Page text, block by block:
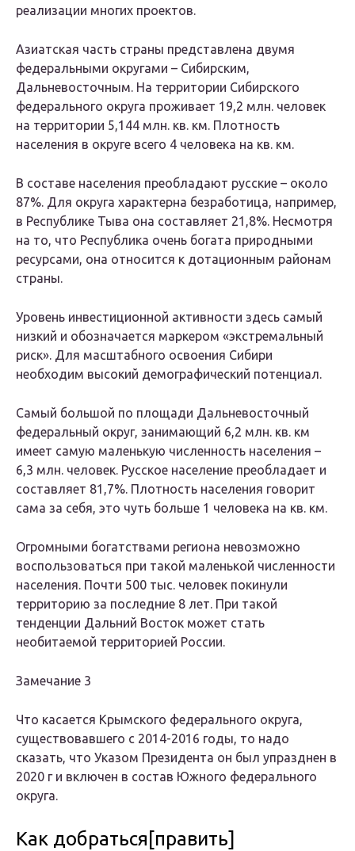
реализации многих проектов.
Азиатская часть страны представлена двумя
федеральными округами – Сибирским,
Дальневосточным. На территории Сибирского
федерального округа проживает 19,2 млн. человек
на территории 5,144 млн. кв. км. Плотность
населения в округе всего 4 человека на кв. км.
В составе населения преобладают русские – около
87%. Для округа характерна безработица, например,
в Республике Тыва она составляет 21,8%. Несмотря
на то, что Республика очень богата природными
ресурсами, она относится к дотационным районам
страны.
Уровень инвестиционной активности здесь самый
низкий и обозначается маркером «экстремальный
риск». Для масштабного освоения Сибири
необходим высокий демографический потенциал.
Самый большой по площади Дальневосточный
федеральный округ, занимающий 6,2 млн. кв. км
имеет самую маленькую численность населения –
6,3 млн. человек. Русское население преобладает и
составляет 81,7%. Плотность населения говорит
сама за себя, это чуть больше 1 человека на кв. км.
Огромными богатствами региона невозможно
воспользоваться при такой маленькой численности
населения. Почти 500 тыс. человек покинули
территорию за последние 8 лет. При такой
тенденции Дальний Восток может стать
необитаемой территорией России.
Замечание 3
Что касается Крымского федерального округа,
существовавшего с 2014-2016 годы, то надо
сказать, что Указом Президента он был упразднен в
2020 г и включен в состав Южного федерального
округа.
Как добраться[править]